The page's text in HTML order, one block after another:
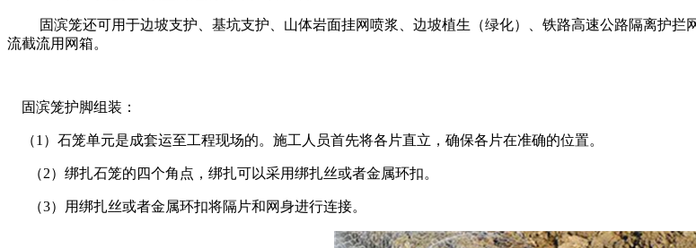
固滨笼还可用于边坡支护、基坑支护、山体岩面挂网喷浆、边坡植生（绿化）、铁路高速公路隔离护拦
流截流用网箱。
固滨笼护脚组装：
（1）石笼单元是成套运至工程现场的。施工人员首先将各片直立，确保各片在准确的位置。
（2）绑扎石笼的四个角点，绑扎可以采用绑扎丝或者金属环扣。
（3）用绑扎丝或者金属环扣将隔片和网身进行连接。